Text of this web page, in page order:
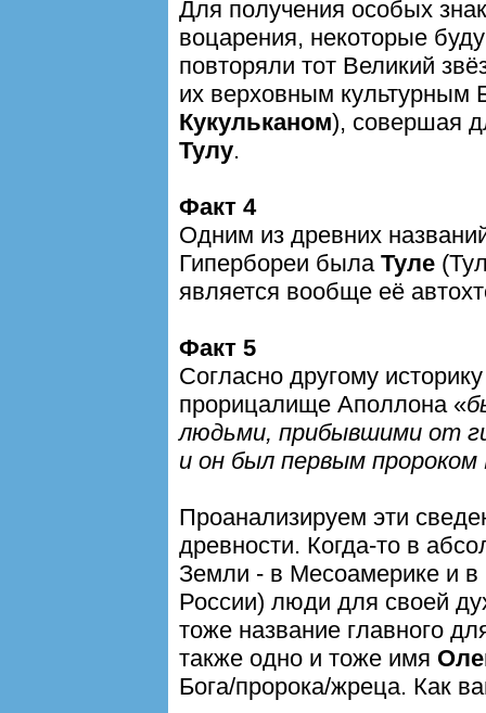
Для получения особых
воцарения, некоторые
повторяли тот Великий
их верховным культурным
Кукульканом), совершая
Тулу.
Факт 4
Одним из древних
Гипербореи была Туле
является вообще её
Факт 5
Согласно другому
прорицалище Аполлона «
людьми, прибывшими от
и он был первым пророком
Проанализируем эти
древности. Когда-то в
Земли - в Месоамерике и в
России) люди для своей
тоже название главного
также одно и тоже имя
Бога/пророка/жреца. Как